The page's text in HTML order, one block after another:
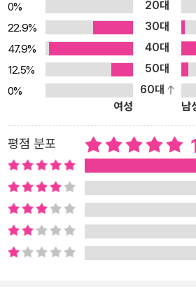
단 한 명, 교감 선생님 훈화 말씀에 혼자서
녀석만 빼고. 읍내 짜장면집 상호와도 같은,
진 그 아이는 낯설고 뭔가 이상하다. 게다
에 웃기까지 한다. 위험한 녀석이 아닐까.
은 신나는 놀이도 많이 알았고, 부끄럼쟁이
감했으며, 대답하기 어려운 질문으로 선생
한 아이였다! 황금성과 백건호의 찰떡호흡이 여물어 갈수록 신봉자
선생님의 앞날은 험난해진다. 공개수업 때
모습을 보여 주려 했는데, 한자 8급 시험에
려 했는데, 화려한 계획이 틀어지고 만 것
로 만만치 않은 상대, 그러나 사랑하지 않
에. 할까 말까 칠까 말까 말할까 말까 망설이던 장난꾸러기 걱정꾸러
기 눈치꾸러기 겁꾸러기 돌격, 앞으로! 아
두의 친구 황금성 놀고 싶은 마음, 씩씩해
0%
20대
22.9%
30대
47.9%
40대
12.5%
50대
0%
60대
여성
남
평점 분포